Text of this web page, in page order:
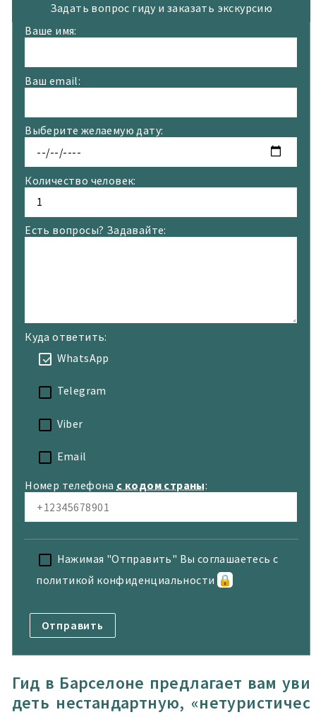
Задать вопрос гиду и заказать экскурсию
Ваше имя:
Ваш email:
Выберите желаемую дату:
Количество человек:
Есть вопросы? Задавайте:
Куда ответить:
WhatsApp
Telegram
Viber
Email
Номер телефона с кодом страны:
Нажимая "Отправить" Вы соглашаетесь с
политикой конфиденциальности 🔒
Гид в Барселоне предлагает вам уви
деть нестандартную, «нетуристичес